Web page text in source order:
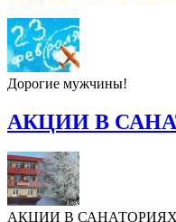
Дорогие мужчины!
АКЦИИ В
АКЦИИ В